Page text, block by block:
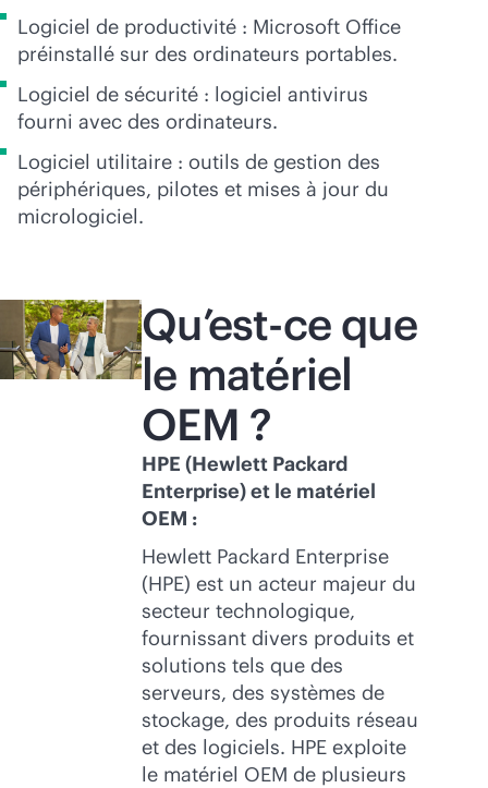
Logiciel de productivité : Microsoft Office
préinstallé sur des ordinateurs portables.
Logiciel de sécurité : logiciel antivirus
fourni avec des ordinateurs.
Logiciel utilitaire : outils de gestion des
périphériques, pilotes et mises à jour du
micrologiciel.
Qu’est-ce que
le matériel
OEM ?
HPE (Hewlett Packard
Enterprise) et le matériel
OEM :
Hewlett Packard Enterprise
(HPE) est un acteur majeur du
secteur technologique,
fournissant divers produits et
solutions tels que des
serveurs, des systèmes de
stockage, des produits réseau
et des logiciels. HPE exploite
le matériel OEM de plusieurs